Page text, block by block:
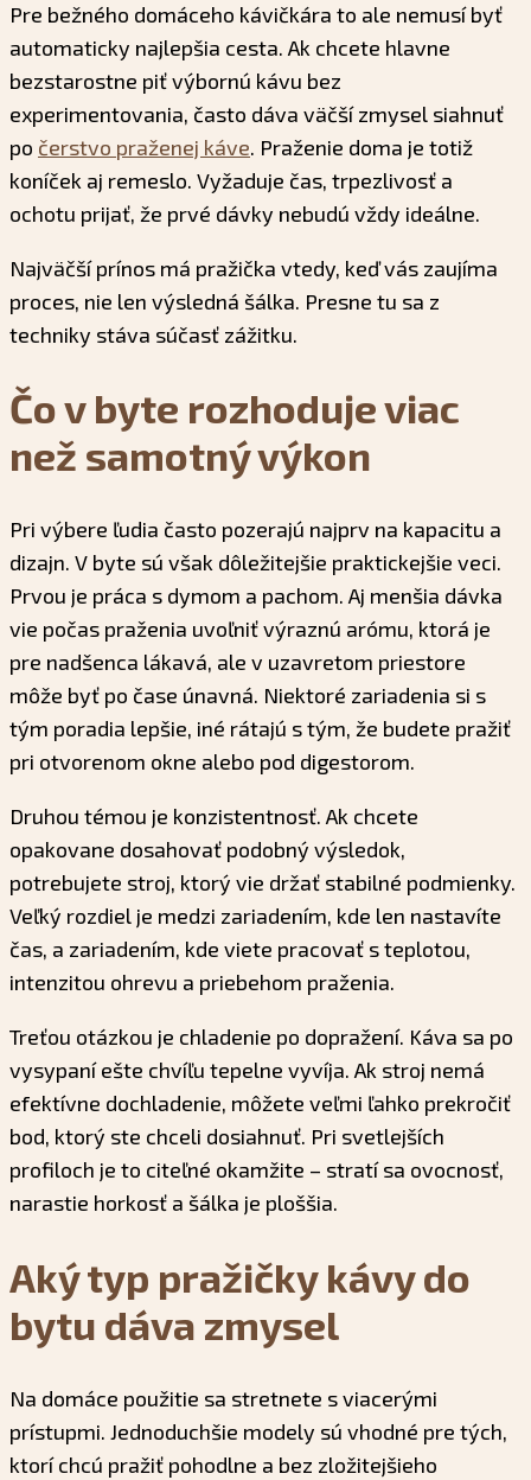
Pre bežného domáceho kávičkára to ale nemusí byť
automaticky najlepšia cesta. Ak chcete hlavne
bezstarostne piť výbornú kávu bez
experimentovania, často dáva väčší zmysel siahnuť
po čerstvo praženej káve. Praženie doma je totiž
koníček aj remeslo. Vyžaduje čas, trpezlivosť a
ochotu prijať, že prvé dávky nebudú vždy ideálne.
Najväčší prínos má pražička vtedy, keď vás zaujíma
proces, nie len výsledná šálka. Presne tu sa z
techniky stáva súčasť zážitku.
Čo v byte rozhoduje viac
než samotný výkon
Pri výbere ľudia často pozerajú najprv na kapacitu a
dizajn. V byte sú však dôležitejšie praktickejšie veci.
Prvou je práca s dymom a pachom. Aj menšia dávka
vie počas praženia uvoľniť výraznú arómu, ktorá je
pre nadšenca lákavá, ale v uzavretom priestore
môže byť po čase únavná. Niektoré zariadenia si s
tým poradia lepšie, iné rátajú s tým, že budete pražiť
pri otvorenom okne alebo pod digestorom.
Druhou témou je konzistentnosť. Ak chcete
opakovane dosahovať podobný výsledok,
potrebujete stroj, ktorý vie držať stabilné podmienky.
Veľký rozdiel je medzi zariadením, kde len nastavíte
čas, a zariadením, kde viete pracovať s teplotou,
intenzitou ohrevu a priebehom praženia.
Treťou otázkou je chladenie po dopražení. Káva sa po
vysypaní ešte chvíľu tepelne vyvíja. Ak stroj nemá
efektívne dochladenie, môžete veľmi ľahko prekročiť
bod, ktorý ste chceli dosiahnuť. Pri svetlejších
profiloch je to citeľné okamžite – stratí sa ovocnosť,
narastie horkosť a šálka je ploššia.
Aký typ pražičky kávy do
bytu dáva zmysel
Na domáce použitie sa stretnete s viacerými
prístupmi. Jednoduchšie modely sú vhodné pre tých,
ktorí chcú pražiť pohodlne a bez zložitejšieho